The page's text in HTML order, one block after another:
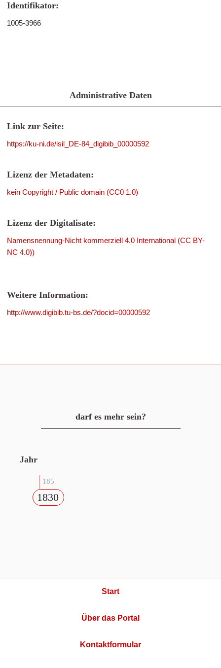
Identifikator:
1005-3966
Administrative Daten
Link zur Seite:
https://ku-ni.de/isil_DE-84_digibib_00000592
Lizenz der Metadaten:
kein Copyright / Public domain (CC0 1.0)
Lizenz der Digitalisate:
Namensnennung-Nicht kommerziell 4.0 International (CC BY-
NC 4.0))
Weitere Information:
http://www.digibib.tu-bs.de/?docid=00000592
darf es mehr sein?
Jahr
185
1830
Start
Über das Portal
Kontaktformular